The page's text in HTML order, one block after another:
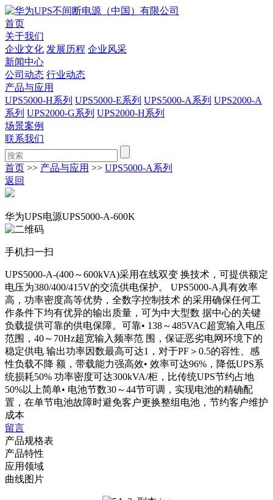
首页
关于我们
企业文化 发展历程 企业风采
新闻中心
公司动态 行业动态
产品与应用
UPS5000-H系列 UPS5000-E系列 UPS5000-A系列 UPS2000-A
系列 UPS2000-G系列 UPS2000-H系列
场景案例
联系我们
首页 >> 产品与应用 >> UPS5000-A系列
返回
华为UPS电源UPS5000-A-600K
手机扫一扫
UPS5000-A-(400～600kVA)采用在线双变 换技术，可提供额定
电压为380/400/415V的交流供电保护。 UPS5000-A具有效率
高，功率密度高等优势，全数字控制技术 的采用确保任何工
作条件下均有优异的输出质量，可为中大型数 据中心的关键
负载提供可靠的供电保障。可靠• 138～485VAC超宽输入电压
范围，40～70Hz超宽输入频率范 围，保证恶劣电网环境下的
稳定供电 输出功率因数最高可达1，对于PF＞0.5的容性、感
性负载不降 额，带载能力强高效• 效率可达96%，降低UPS系
统损耗50% 功率密度可达300kVA/柜，比传统UPS节约占地
50%以上简单• 电池节数30～44节可调，实现电池的精确配
置，在单节电池故障时避免客户更换整组电池，节约客户维护
成本
留言
产品规格表
产品特性
应用领域
曲线图片